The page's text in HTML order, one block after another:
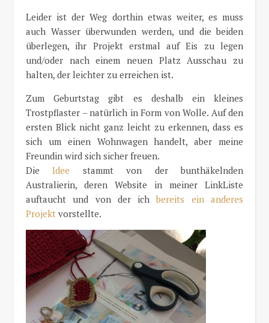
Leider ist der Weg dorthin etwas weiter, es muss
auch Wasser überwunden werden, und die beiden
überlegen, ihr Projekt erstmal auf Eis zu legen
und/oder nach einem neuen Platz Ausschau zu
halten, der leichter zu erreichen ist.
Zum Geburtstag gibt es deshalb ein kleines
Trostpflaster – natürlich in Form von Wolle. Auf den
ersten Blick nicht ganz leicht zu erkennen, dass es
sich um einen Wohnwagen handelt, aber meine
Freundin wird sich sicher freuen.
DieIdee stammt von der bunthäkelnden
Australierin, deren Website in meiner LinkListe
auftaucht und von der ichbereits ein anderes
Projekt vorstellte.